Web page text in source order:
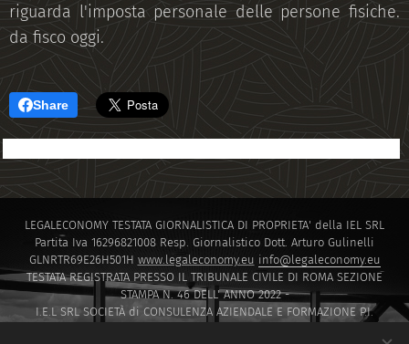
riguarda l'imposta personale delle persone fisiche.
da fisco oggi.
Share
LEGALECONOMY TESTATA GIORNALISTICA DI PROPRIETA' della IEL SRL
Partita Iva 16296821008 Resp. Giornalistico Dott. Arturo Gulinelli
GLNRTR69E26H501H www.legaleconomy.eu info@legaleconomy.eu
TESTATA REGISTRATA PRESSO IL TRIBUNALE CIVILE DI ROMA SEZIONE
STAMPA N. 46 DELL' ANNO 2022 -
I.E.L SRL SOCIETÀ di CONSULENZA AZIENDALE E FORMAZIONE P.I.